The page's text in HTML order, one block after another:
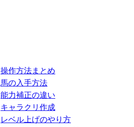
操作方法まとめ
馬の入手方法
能力補正の違い
キャラクリ作成
レベル上げのやり方